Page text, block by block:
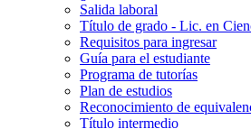
Salida laboral
Título de grado - Lic. en
Requisitos para ingresar
Guía para el estudiante
Programa de tutorías
Plan de estudios
Reconocimiento de
Título intermedio